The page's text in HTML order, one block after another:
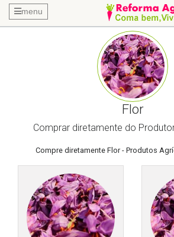
menu
Flor
Comprar diretamente do
Compre diretamente Flor - Produtos